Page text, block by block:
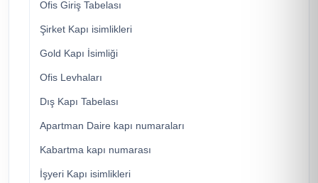
Ofis Giriş Tabelası
Şirket Kapı isimlikleri
Gold Kapı İsimliği
Ofis Levhaları
Dış Kapı Tabelası
Apartman Daire kapı numaraları
Kabartma kapı numarası
İşyeri Kapı isimlikleri